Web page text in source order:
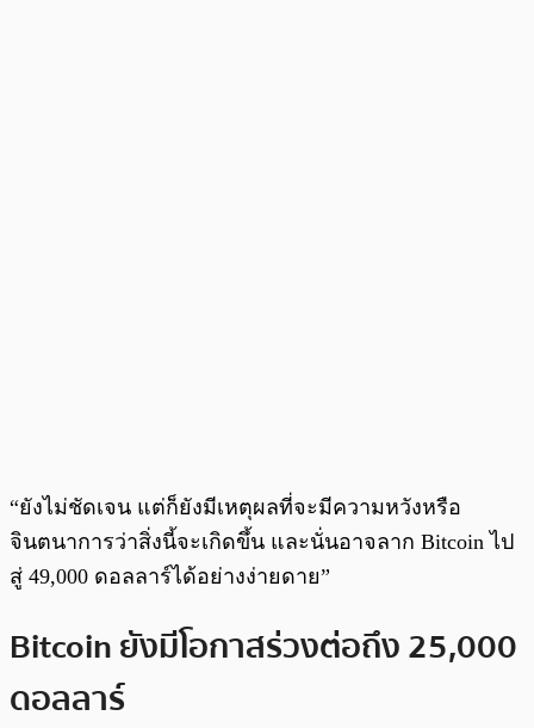
“ยังไม่ชัดเจน แต่ก็ยังมีเหตุผลที่จะมีความหวังหรือ
จินตนาการว่าสิ่งนี้จะเกิดขึ้น และนั่นอาจลาก Bitcoin ไป
สู่ 49,000 ดอลลาร์ได้อย่างง่ายดาย”
Bitcoin ยังมีโอกาสร่วงต่อถึง 25,000
ดอลลาร์